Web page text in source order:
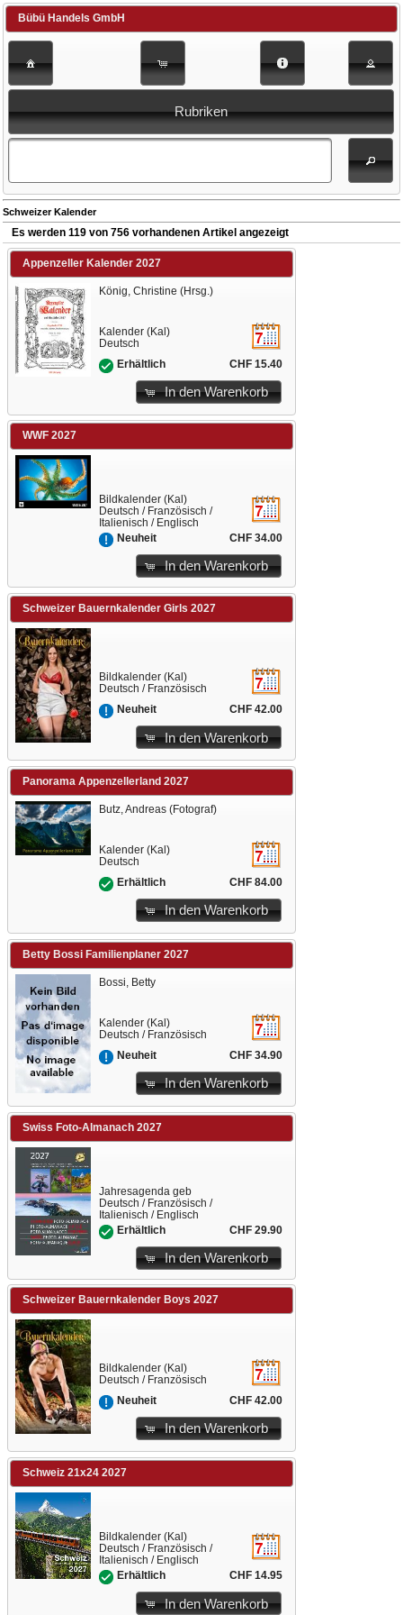
Bübü Handels GmbH
Rubriken
Schweizer Kalender
Es werden 119 von 756 vorhandenen Artikel angezeigt
Appenzeller Kalender 2027
König, Christine (Hrsg.)
Kalender (Kal)
Deutsch
Erhältlich
CHF 15.40
In den Warenkorb
WWF 2027
Bildkalender (Kal)
Deutsch / Französisch /
Italienisch / Englisch
Neuheit
CHF 34.00
In den Warenkorb
Schweizer Bauernkalender Girls 2027
Bildkalender (Kal)
Deutsch / Französisch
Neuheit
CHF 42.00
In den Warenkorb
Panorama Appenzellerland 2027
Butz, Andreas (Fotograf)
Kalender (Kal)
Deutsch
Erhältlich
CHF 84.00
In den Warenkorb
Betty Bossi Familienplaner 2027
Bossi, Betty
Kalender (Kal)
Deutsch / Französisch
Neuheit
CHF 34.90
In den Warenkorb
Swiss Foto-Almanach 2027
Jahresagenda geb
Deutsch / Französisch /
Italienisch / Englisch
Erhältlich
CHF 29.90
In den Warenkorb
Schweizer Bauernkalender Boys 2027
Bildkalender (Kal)
Deutsch / Französisch
Neuheit
CHF 42.00
In den Warenkorb
Schweiz 21x24 2027
Bildkalender (Kal)
Deutsch / Französisch /
Italienisch / Englisch
Erhältlich
CHF 14.95
In den Warenkorb